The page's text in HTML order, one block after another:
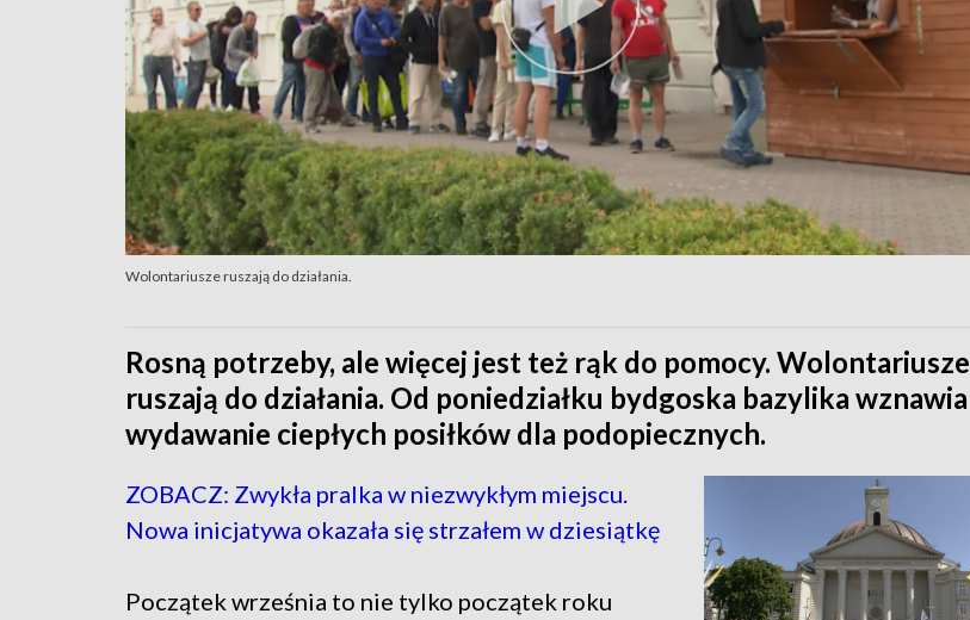
Wolontariusze ruszają do działania.
Rosną potrzeby, ale więcej jest też rąk do pomocy. Wolontariusze
ruszają do działania. Od poniedziałku bydgoska bazylika wznawia
wydawanie ciepłych posiłków dla podopiecznych.
ZOBACZ: Zwykła pralka w niezwykłym miejscu.
Nowa inicjatywa okazała się strzałem w dziesiątkę
Początek września to nie tylko początek roku